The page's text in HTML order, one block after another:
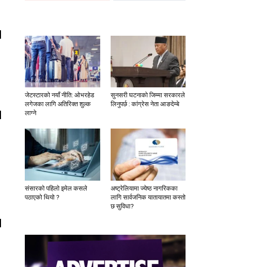
जेटस्टारको नयाँ नीति: ओभरहेड
लगेजका लागि अतिरिक्त शुल्क
लाग्ने
सुनसरी घटनाको जिम्मा सरकारले
लिनुपर्छ : कांग्रेस नेता आङदेम्बे
संसारको पहिलो इमेल कसले
पठाएको थियो ?
अष्ट्रेलियामा ज्येष्ठ नागरिकका
लागि सार्वजनिक यातायातमा कस्तो
छ सुविधा?